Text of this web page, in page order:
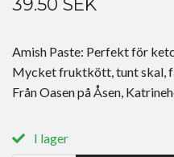
Amish Paste: Perfekt för
Mycket fruktkött, tunt skal,
Från Oasen på Åsen,
I lager